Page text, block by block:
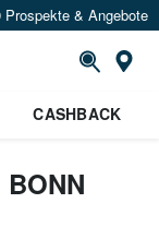
Prospekte & Angebote
CASHBACK